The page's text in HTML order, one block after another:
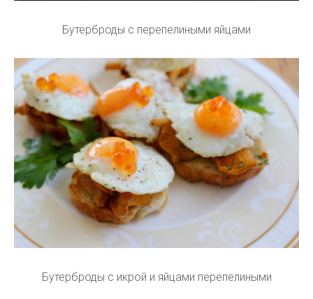
Бутерброды с перепелиными яйцами
Бутерброды с икрой и яйцами перепелиными